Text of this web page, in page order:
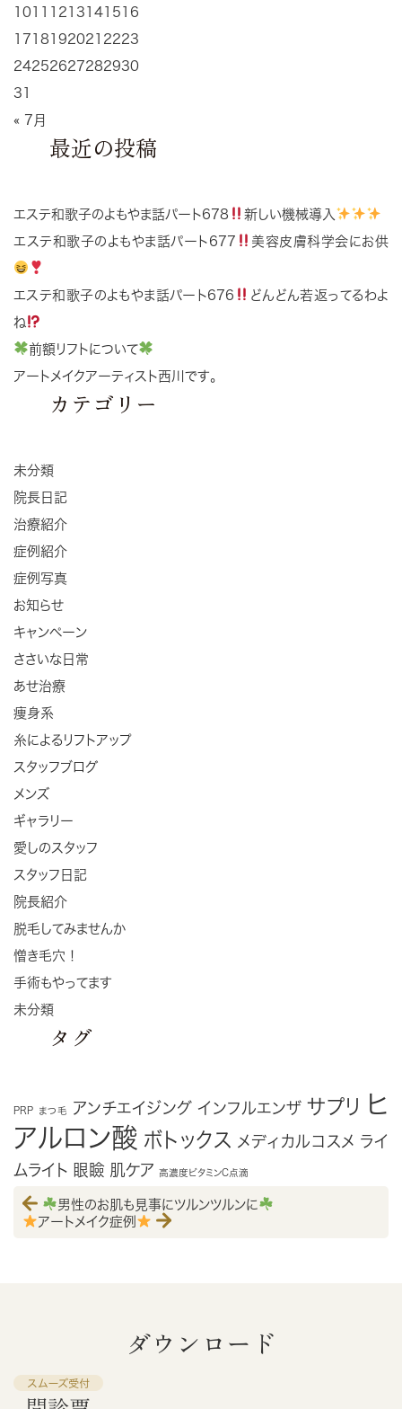
10 12 13 14 15 16
17 18 192021 2223
24252627282930
31
« 7月
最近の投稿
エステ和歌子のよもやま話パート678
新しい機械導入
エステ和歌子のよもやま話パート677
美容皮膚科学会にお供
エステ和歌子のよもやま話パート676
どんどん若返ってるわよ
ね
前額リフトについて
アートメイクアーティスト西川です。
カテゴリー
未分類
院長日記
治療紹介
症例紹介
症例写真
お知らせ
キャンペーン
ささいな日常
あせ治療
痩身系
糸によるリフトアップ
スタッフブログ
メンズ
ギャラリー
愛しのスタッフ
スタッフ日記
院長紹介
脱毛してみませんか
憎き毛穴！
手術もやってます
未分類
タグ
PRP まつ毛 アンチエイジング インフルエンザ サプリ ヒ
アルロン酸 ボトックス メディカルコスメ ライ
ムライト 眼瞼 肌ケア 高濃度ビタミンC点滴
男性のお肌も見事にツルンツルンに
アートメイク症例
ダウンロード